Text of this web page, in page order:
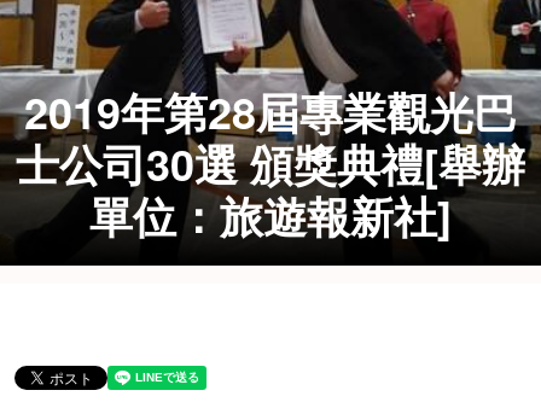
2019年第28屆專業觀光巴
士公司30選 頒獎典禮[舉辦
單位：旅遊報新社]